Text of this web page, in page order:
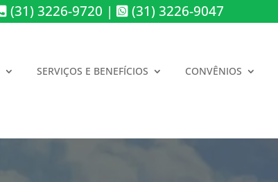
(31) 3226-9720 | (31) 3226-9047
SERVIÇOS E BENEFÍCIOS CONVÊNIOS